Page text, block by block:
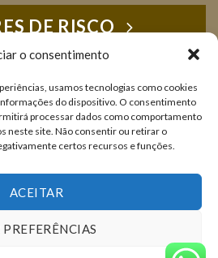
o consentimento
usamos tecnologias como cookies
do dispositivo. O consentimento
processar dados como comportamento
neste site. Não consentir ou retirar o
certos recursos e funções.
ACEITAR
PREFERÊNCIAS
DE RISCO
PUBLICAÇÕES
DÚVIDAS E CONSULTAS